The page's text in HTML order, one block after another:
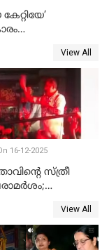
പരാതി; ശക്തമായ
View All
16-12-2025
സ്ത്രീ
View All